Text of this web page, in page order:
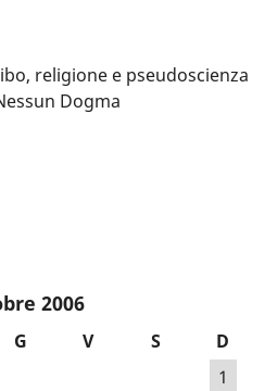
religione e pseudoscienza
Dogma
2006
G V S
D
1